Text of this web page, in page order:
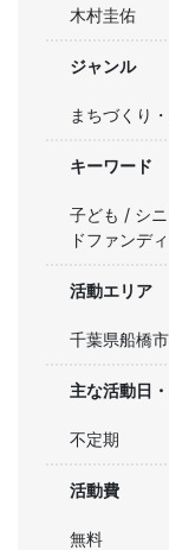
木村圭佑
ジャンル
まちづくり
キーワード
子ども / シ
ドファンデ
活動エリア
千葉県船橋市
主な活動日
不定期
活動費
無料